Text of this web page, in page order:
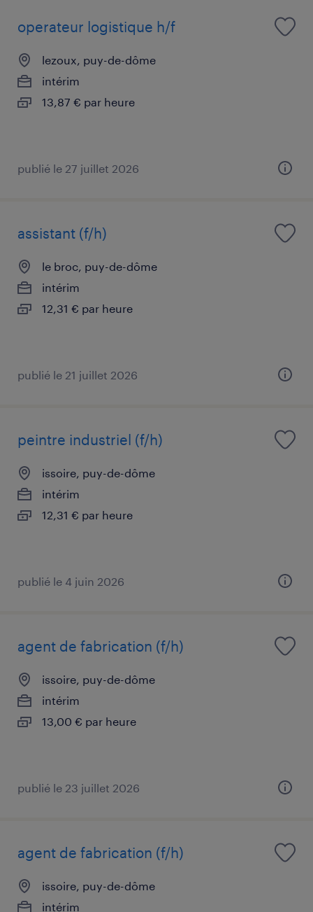
operateur logistique h/f
lezoux, puy-de-dôme
intérim
13,87 € par heure
publié le 27 juillet 2026
assistant (f/h)
le broc, puy-de-dôme
intérim
12,31 € par heure
publié le 21 juillet 2026
peintre industriel (f/h)
issoire, puy-de-dôme
intérim
12,31 € par heure
publié le 4 juin 2026
agent de fabrication (f/h)
issoire, puy-de-dôme
intérim
13,00 € par heure
publié le 23 juillet 2026
agent de fabrication (f/h)
issoire, puy-de-dôme
intérim